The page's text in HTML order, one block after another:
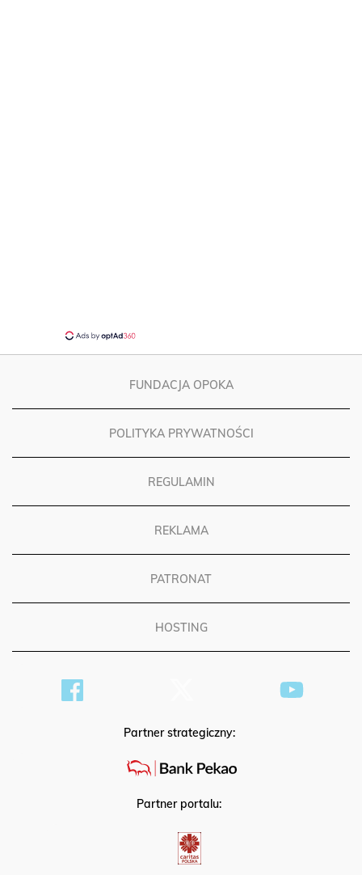
FUNDACJA OPOKA
POLITYKA PRYWATNOŚCI
REGULAMIN
REKLAMA
PATRONAT
HOSTING
Partner strategiczny:
Partner portalu: